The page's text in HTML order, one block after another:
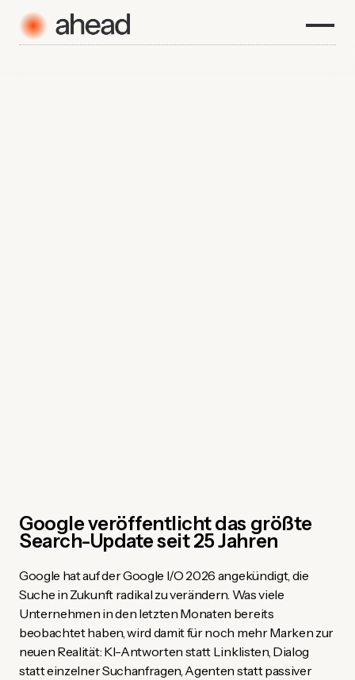
Google veröffentlicht das größte
Search-Update seit 25 Jahren
Google hat auf der Google I/O 2026 angekündigt, die
Suche in Zukunft radikal zu verändern. Was viele
Unternehmen in den letzten Monaten bereits
beobachtet haben, wird damit für noch mehr Marken zur
neuen Realität: KI-Antworten statt Linklisten, Dialog
statt einzelner Suchanfragen, Agenten statt passiver